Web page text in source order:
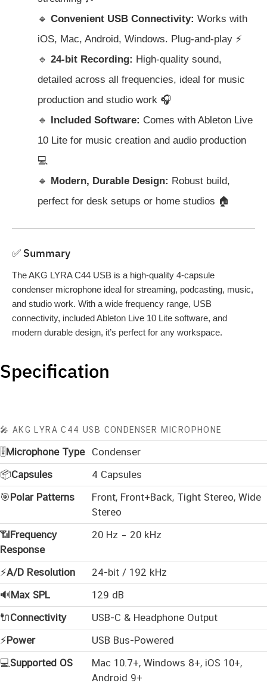
🔹 Convenient USB Connectivity: Works with
iOS, Mac, Android, Windows. Plug-and-play ⚡
🔹 24-bit Recording: High-quality sound,
detailed across all frequencies, ideal for music
production and studio work 🎧
🔹
Included Software: Comes with Ableton Live
10 Lite for music creation and audio production
💻
🔹
Modern, Durable Design: Robust build,
perfect for desk setups or home studios 🏠
✅ Summary
The AKG LYRA C44 USB is a high-quality 4-capsule
condenser microphone ideal for streaming, podcasting, music,
and studio work. With a wide frequency range, USB
connectivity, included Ableton Live 10 Lite software, and
modern durable design, it’s perfect for any workspace.
Specification
🎤 AKG LYRA C44 USB CONDENSER MICROPHONE
🎚️Microphone Type
Condenser
📦Capsules
4 Capsules
🎯Polar Patterns
Front, Front+Back, Tight Stereo, Wide
Stereo
📶Frequency
Response
20 Hz – 20 kHz
⚡A/D Resolution
24-bit / 192 kHz
🔊Max SPL
129 dB
🔌Connectivity
USB-C & Headphone Output
⚡Power
USB Bus-Powered
💻 Supported OS
Mac 10.7+, Windows 8+, iOS 10+,
Android 9+